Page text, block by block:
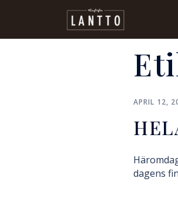
APRIL 12,
dagens